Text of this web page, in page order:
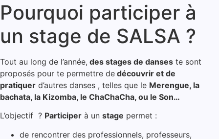
Pourquoi participer à
un stage de SALSA ?
Tout au long de l’année, des stages de danses te sont
proposés pour te permettre de découvrir et de
pratiquer d’autres danses , telles que le Merengue, la
bachata, la Kizomba, le ChaChaCha, ou le Son…
L’objectif ? Participer à un stage permet :
de rencontrer des professionnels, professeurs,